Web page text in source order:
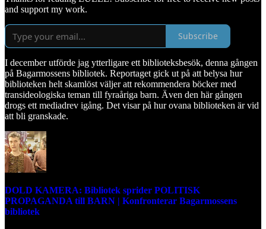
and support my work.
Subscribe
I december utförde jag ytterligare ett biblioteksbesök, denna gången
på Bagarmossens bibliotek. Reportaget gick ut på att belysa hur
biblioteken helt skamlöst väljer att rekommendera böcker med
transideologiska teman till fyraåriga barn. Även den här gången
drogs ett mediadrev igång. Det visar på hur ovana biblioteken är vid
att bli granskade.
DOLD KAMERA: Bibliotek sprider POLITISK
PROPAGANDA till BARN | Konfronterar Bagarmossens
bibliotek